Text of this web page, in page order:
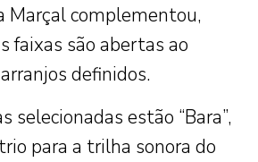
Marçal complementou,
faixas são abertas ao
definidos.
selecionadas estão “Bara”,
para a trilha sonora do